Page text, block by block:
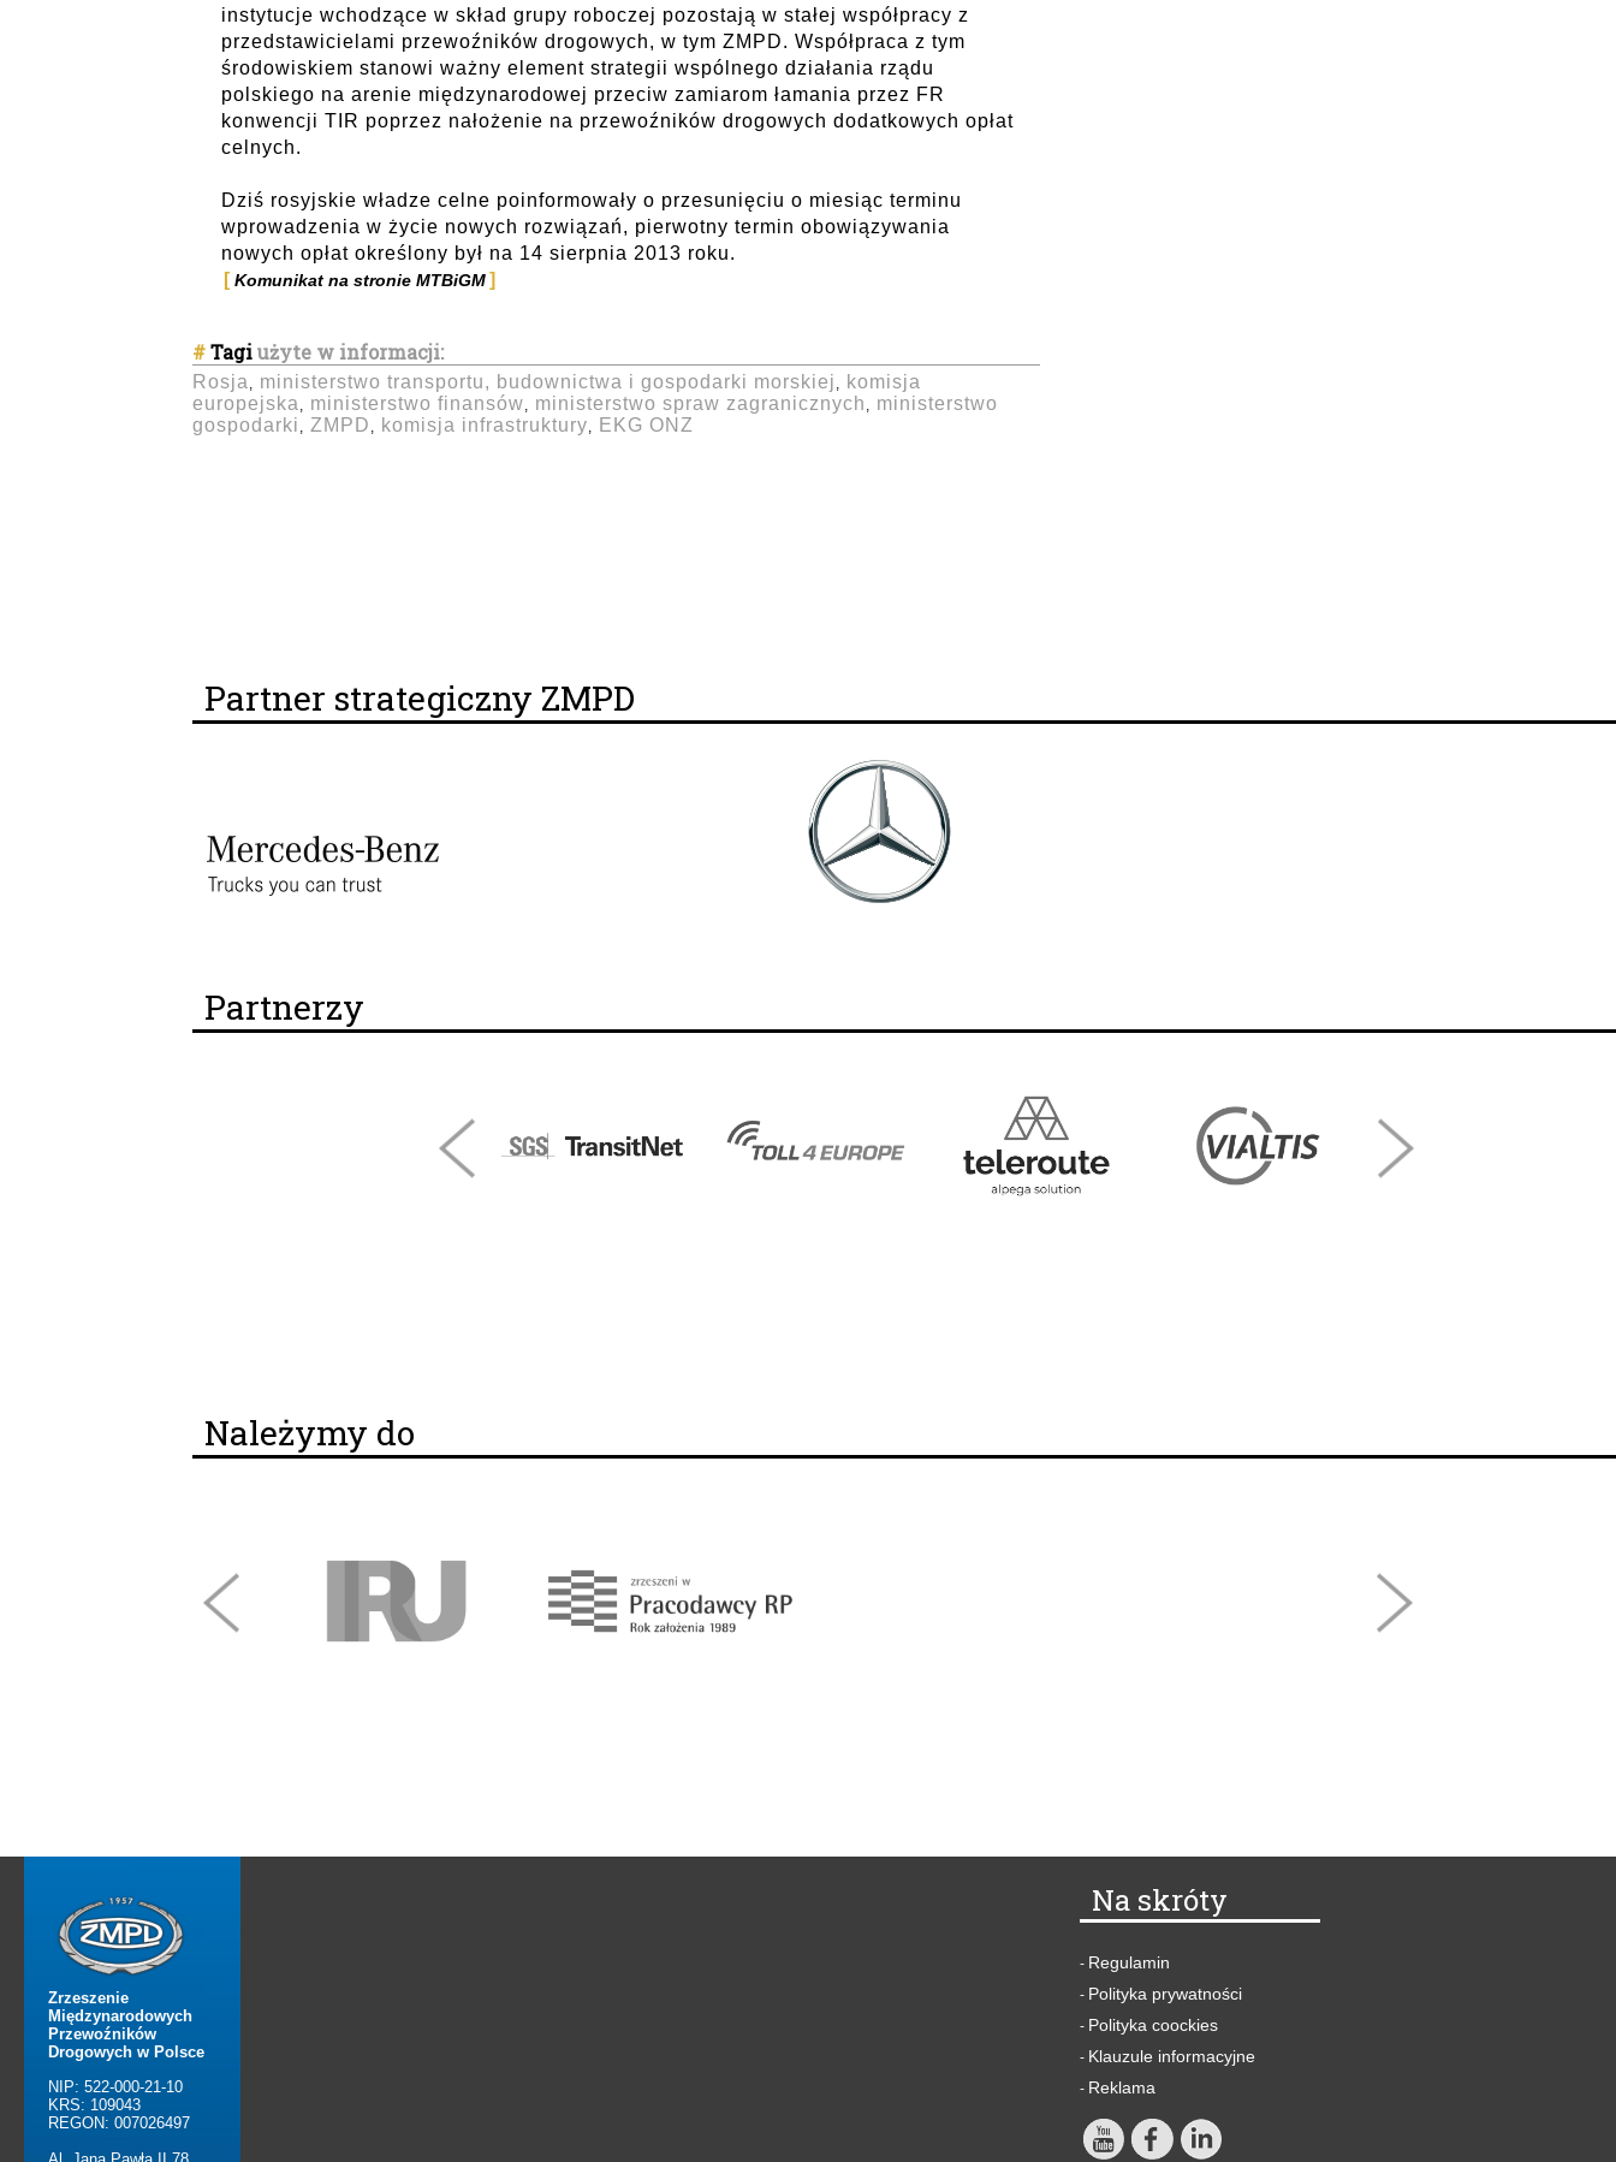
instytucje wchodzące w skład grupy roboczej pozostają w stałej współpracy z
przedstawicielami przewoźników drogowych, w tym ZMPD. Współpraca z tym
środowiskiem stanowi ważny element strategii wspólnego działania rządu
polskiego na arenie międzynarodowej przeciw zamiarom łamania przez FR
konwencji TIR poprzez nałożenie na przewoźników drogowych dodatkowych opłat
celnych.
Dziś rosyjskie władze celne poinformowały o przesunięciu o miesiąc terminu
wprowadzenia w życie nowych rozwiązań, pierwotny termin obowiązywania
nowych opłat określony był na 14 sierpnia 2013 roku.
Komunikat na stronie MTBiGM
#Tagiużyte w informacji:
Rosja , ministerstwo transportu, budownictwa i gospodarki morskiej , komisja
europejska , ministerstwo finansów, ministerstwo spraw zagranicznych , ministerstwo
gospodarki , ZMPD , komisja infrastruktury, EKG ONZ
Partner strategiczny ZMPD
Partnerzy
Należymy do
Zrzeszenie
Międzynarodowych
Przewoźników
Drogowych w Polsce
NIP: 522-000-21-10
KRS: 109043
REGON: 007026497
Na skróty
- Regulamin
- Polityka prywatności
- Polityka coockies
- Klauzule informacyjne
- Reklama